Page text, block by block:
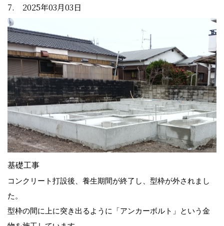
7. 2025年03月03日
基礎工事
コンクリート打設後、養生期間が終了し、型枠が外されまし
た。
型枠の間に上に突き出るように「アンカーボルト」という金